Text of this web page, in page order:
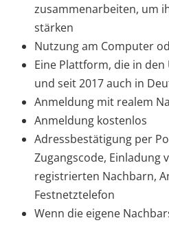
zusammenarbeiten, um
stärken
Nutzung am Computer
Eine Plattform, die in
und seit 2017 auch in
Anmeldung mit realem
Anmeldung kostenlos
Adressbestätigung per
Zugangscode, Einladung
registrierten Nachbarn,
Festnetztelefon
Wenn die eigene